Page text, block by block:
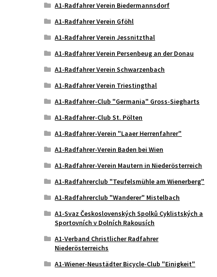
A1-Radfahrer Verein Biedermannsdorf
A1-Radfahrer Verein Gföhl
A1-Radfahrer Verein Jessnitzthal
A1-Radfahrer Verein Persenbeug an der Donau
A1-Radfahrer Verein Schwarzenbach
A1-Radfahrer Verein Triestingthal
A1-Radfahrer-Club "Germania" Gross-Siegharts
A1-Radfahrer-Club St. Pölten
A1-Radfahrer-Verein "Laaer Herrenfahrer"
A1-Radfahrer-Verein Baden bei Wien
A1-Radfahrer-Verein Mautern in Niederösterreich
A1-Radfahrerclub "Teufelsmühle am Wienerberg"
A1-Radfahrerclub "Wanderer" Mistelbach
A1-Svaz Československých Spolků Cyklistských a
Sportovních v Dolních Rakousích
A1-Verband Christlicher Radfahrer
Niederösterreichs
A1-Wiener-Neustädter Bicycle-Club "Einigkeit"